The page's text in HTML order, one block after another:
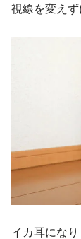
視線を変えず
イカ耳になり